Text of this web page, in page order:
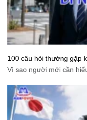
100 câu hỏi thường gặp
hiểu cho người mới bắt
Vì sao người mới cần